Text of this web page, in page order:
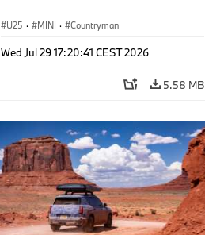
U25 · MINI · Countryman
Wed Jul 29 17:20:41 CEST 2026
5.58 MB